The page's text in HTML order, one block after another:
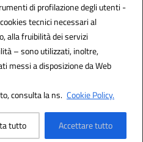
di profilazione degli utenti -
tecnici necessari al
alla fruibilità dei servizi
– sono utilizzati, inoltre,
messi a disposizione da Web
consulta la ns. Cookie Policy.
tutto Accettare tutto
fgic86100g@pec.istruzione.it
IPA: istsc_fgic86100g
by 3D Solution S.r.l.
by Designers Italia